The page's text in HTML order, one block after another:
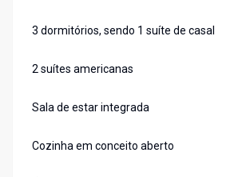
3 dormitórios, sendo 1 suíte de casal
2 suítes americanas
Sala de estar integrada
Cozinha em conceito aberto